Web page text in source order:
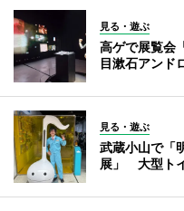
見る・遊ぶ
高ゲで展覧会
目漱石アンド
見る・遊ぶ
武蔵小山で「
展」 大型ト